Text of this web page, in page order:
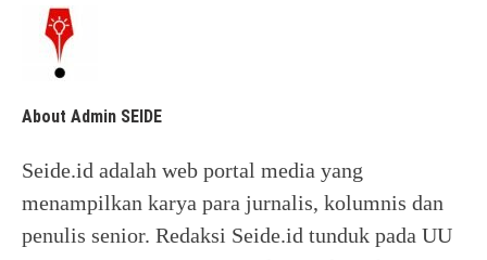
About Admin SEIDE
Seide.id adalah web portal media yang
menampilkan karya para jurnalis, kolumnis dan
penulis senior. Redaksi Seide.id tunduk pada UU